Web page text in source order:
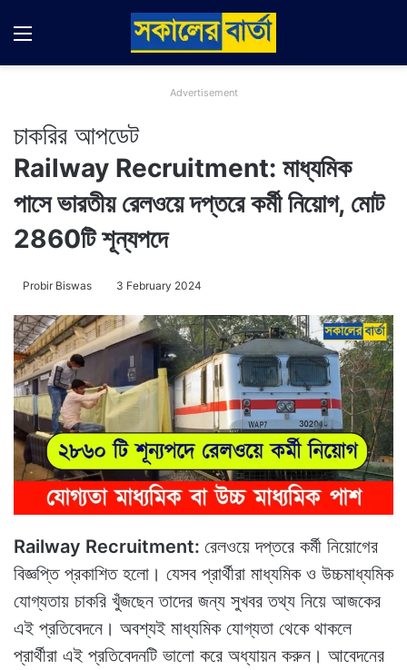
Menu
Advertisement
চাকরির আপডেট
Railway Recruitment: মাধ্যমিক
পাসে ভারতীয় রেলওয়ে দপ্তরে কর্মী নিয়োগ, মোট
2860টি শূন্যপদে
Probir Biswas 3 February 2024
Railway Recruitment: রেলওয়ে দপ্তরে কর্মী নিয়োগের
বিজ্ঞপ্তি প্রকাশিত হলো। যেসব প্রার্থীরা মাধ্যমিক ও উচ্চমাধ্যমিক
যোগ্যতায় চাকরি খুঁজছেন তাদের জন্য সুখবর তথ্য নিয়ে আজকের
এই প্রতিবেদনে। অবশ্যই মাধ্যমিক যোগ্যতা থেকে থাকলে
প্রার্থীরা এই প্রতিবেদনটি ভালো করে অধ্যায়ন করুন। আবেদনের